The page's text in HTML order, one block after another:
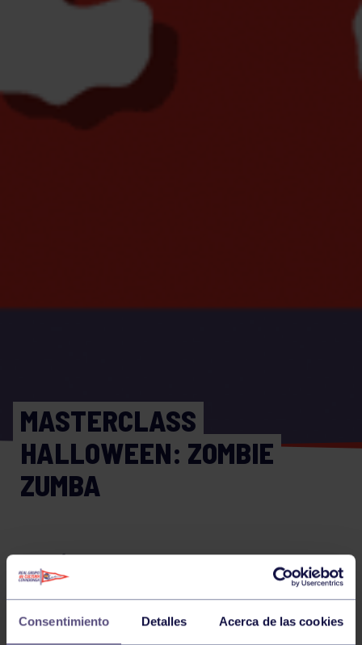
Consentimiento Detalles Acerca de las cookies
MASTERCLASS
HALLOWEEN: ZOMBIE
ZUMBA
EL PRÓXIMO 31 DE OCTUBRE, DENTRO DE
LA PROGRAMACIÓN DE HALLOWEEN,
ZOMBIE ZUMBA. LA ACTIVIDAD MÁS